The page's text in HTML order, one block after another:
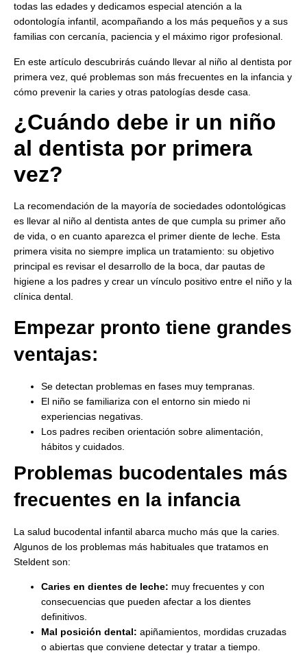
todas las edades y dedicamos especial atención a la
odontología infantil, acompañando a los más pequeños y a sus
familias con cercanía, paciencia y el máximo rigor profesional.
En este artículo descubrirás cuándo llevar al niño al dentista por
primera vez, qué problemas son más frecuentes en la infancia y
cómo prevenir la caries y otras patologías desde casa.
¿Cuándo debe ir un niño
al dentista por primera
vez?
La recomendación de la mayoría de sociedades odontológicas
es llevar al niño al dentista antes de que cumpla su primer año
de vida, o en cuanto aparezca el primer diente de leche. Esta
primera visita no siempre implica un tratamiento: su objetivo
principal es revisar el desarrollo de la boca, dar pautas de
higiene a los padres y crear un vínculo positivo entre el niño y la
clínica dental.
Empezar pronto tiene grandes
ventajas:
Se detectan problemas en fases muy tempranas.
El niño se familiariza con el entorno sin miedo ni
experiencias negativas.
Los padres reciben orientación sobre alimentación,
hábitos y cuidados.
Problemas bucodentales más
frecuentes en la infancia
La salud bucodental infantil abarca mucho más que la caries.
Algunos de los problemas más habituales que tratamos en
Steldent son:
Caries en dientes de leche: muy frecuentes y con
consecuencias que pueden afectar a los dientes
definitivos.
Mal posición dental: apiñamientos, mordidas cruzadas
o abiertas que conviene detectar y tratar a tiempo.